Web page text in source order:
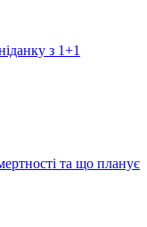
з 1+1
та що планує